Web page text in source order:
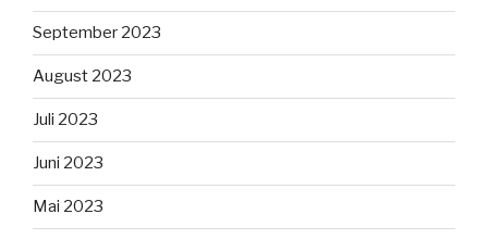
September 2023
August 2023
Juli 2023
Juni 2023
Mai 2023